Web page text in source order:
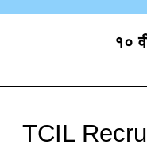
१०
TCIL